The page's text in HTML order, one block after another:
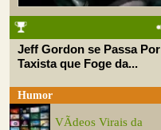
Jeff Gordon se Passa Por
Taxista que Foge da...
Humor
VÃ­deos Virais da